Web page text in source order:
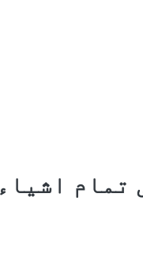
تمام اشیاء